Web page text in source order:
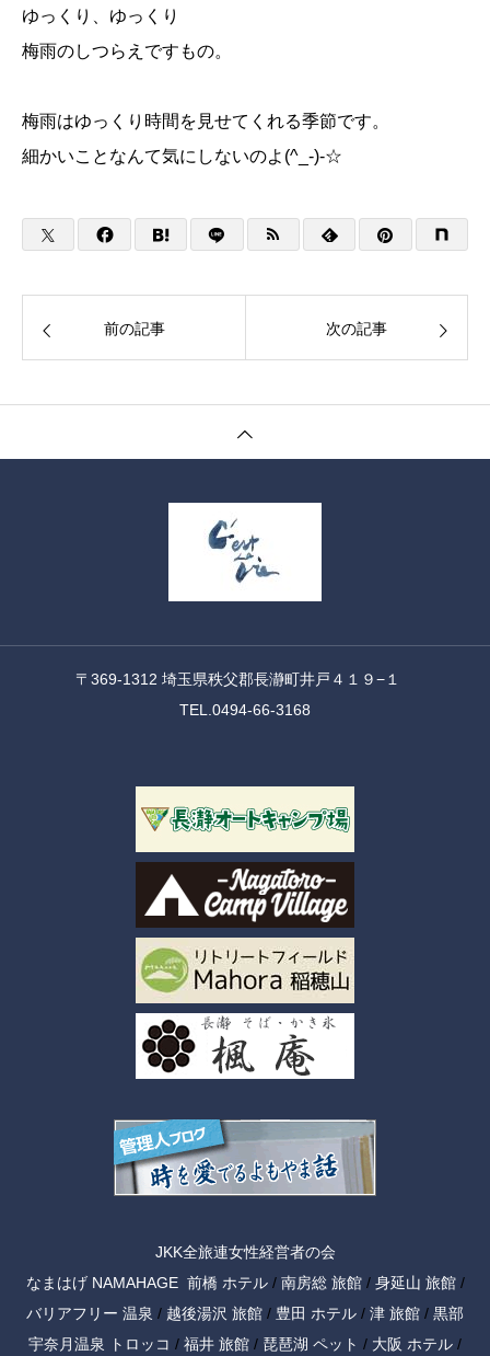
ゆっくり、ゆっくり
梅雨のしつらえですもの。
梅雨はゆっくり時間を見せてくれる季節です。
細かいことなんて気にしないのよ(^_-)-☆
前の記事 次の記事
〒369-1312 埼玉県秩父郡長瀞町井戸４１９−１
TEL.0494-66-3168
JKK全旅連女性経営者の会
なまはげ NAMAHAGE 前橋 ホテル/ 南房総 旅館/ 身延山 旅館/
バリアフリー 温泉 / 越後湯沢 旅館 / 豊田 ホテル / 津 旅館 / 黒部
宇奈月温泉 トロッコ / 福井 旅館 / 琵琶湖 ペット / 大阪 ホテル /